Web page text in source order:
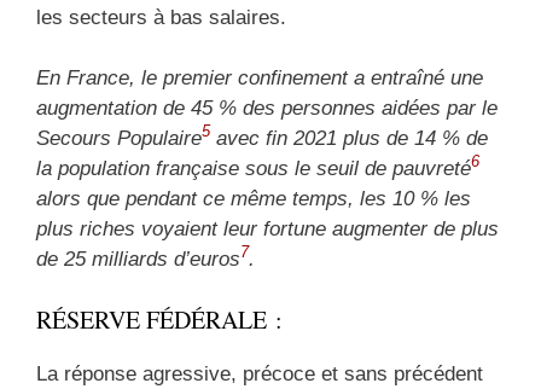
les secteurs à bas salaires.
En France, le premier confinement a entraîné une
augmentation de 45 % des personnes aidées par le
Secours Populaire5 avec fin 2021 plus de 14 % de
la population française sous le seuil de pauvreté6
alors que pendant ce même temps, les 10 % les
plus riches voyaient leur fortune augmenter de plus
de 25 milliards d’euros7.
RÉSERVE FÉDÉRALE :
La réponse agressive, précoce et sans précédent